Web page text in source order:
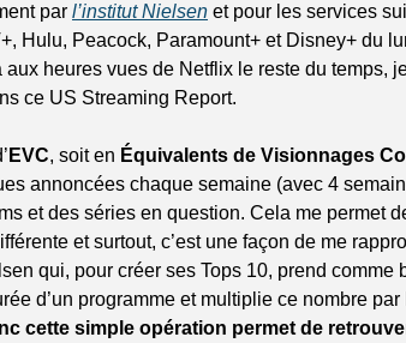
par l’institut Nielsen et pour les services
Hulu, Peacock, Paramount+ et Disney+ du
heures vues de Netflix le reste du temps,
ce US Streaming Report.
EVC, soit en Équivalents de Visionnages
annoncées chaque semaine (avec 4
et des séries en question. Cela me permet
et surtout, c’est une façon de me
qui, pour créer ses Tops 10, prend comme
d’un programme et multiplie ce nombre
cette simple opération permet de